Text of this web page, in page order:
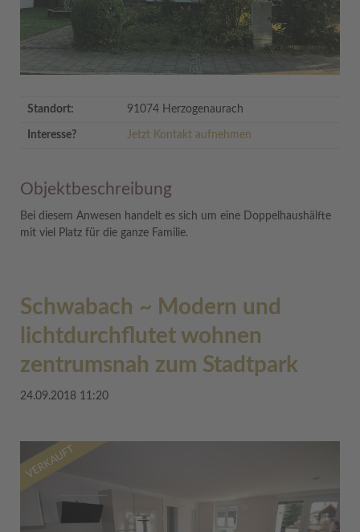
Standort: 91074 Herzogenaurach
Interesse? Jetzt Kontakt aufnehmen
Objektbeschreibung
Bei diesem Anwesen handelt es sich um eine Doppelhaushälfte
mit viel Platz für die ganze Familie.
Schwabach ~ Modern und
lichtdurchflutet wohnen
zentrumsnah zum Stadtpark
24.09.2018 11:20